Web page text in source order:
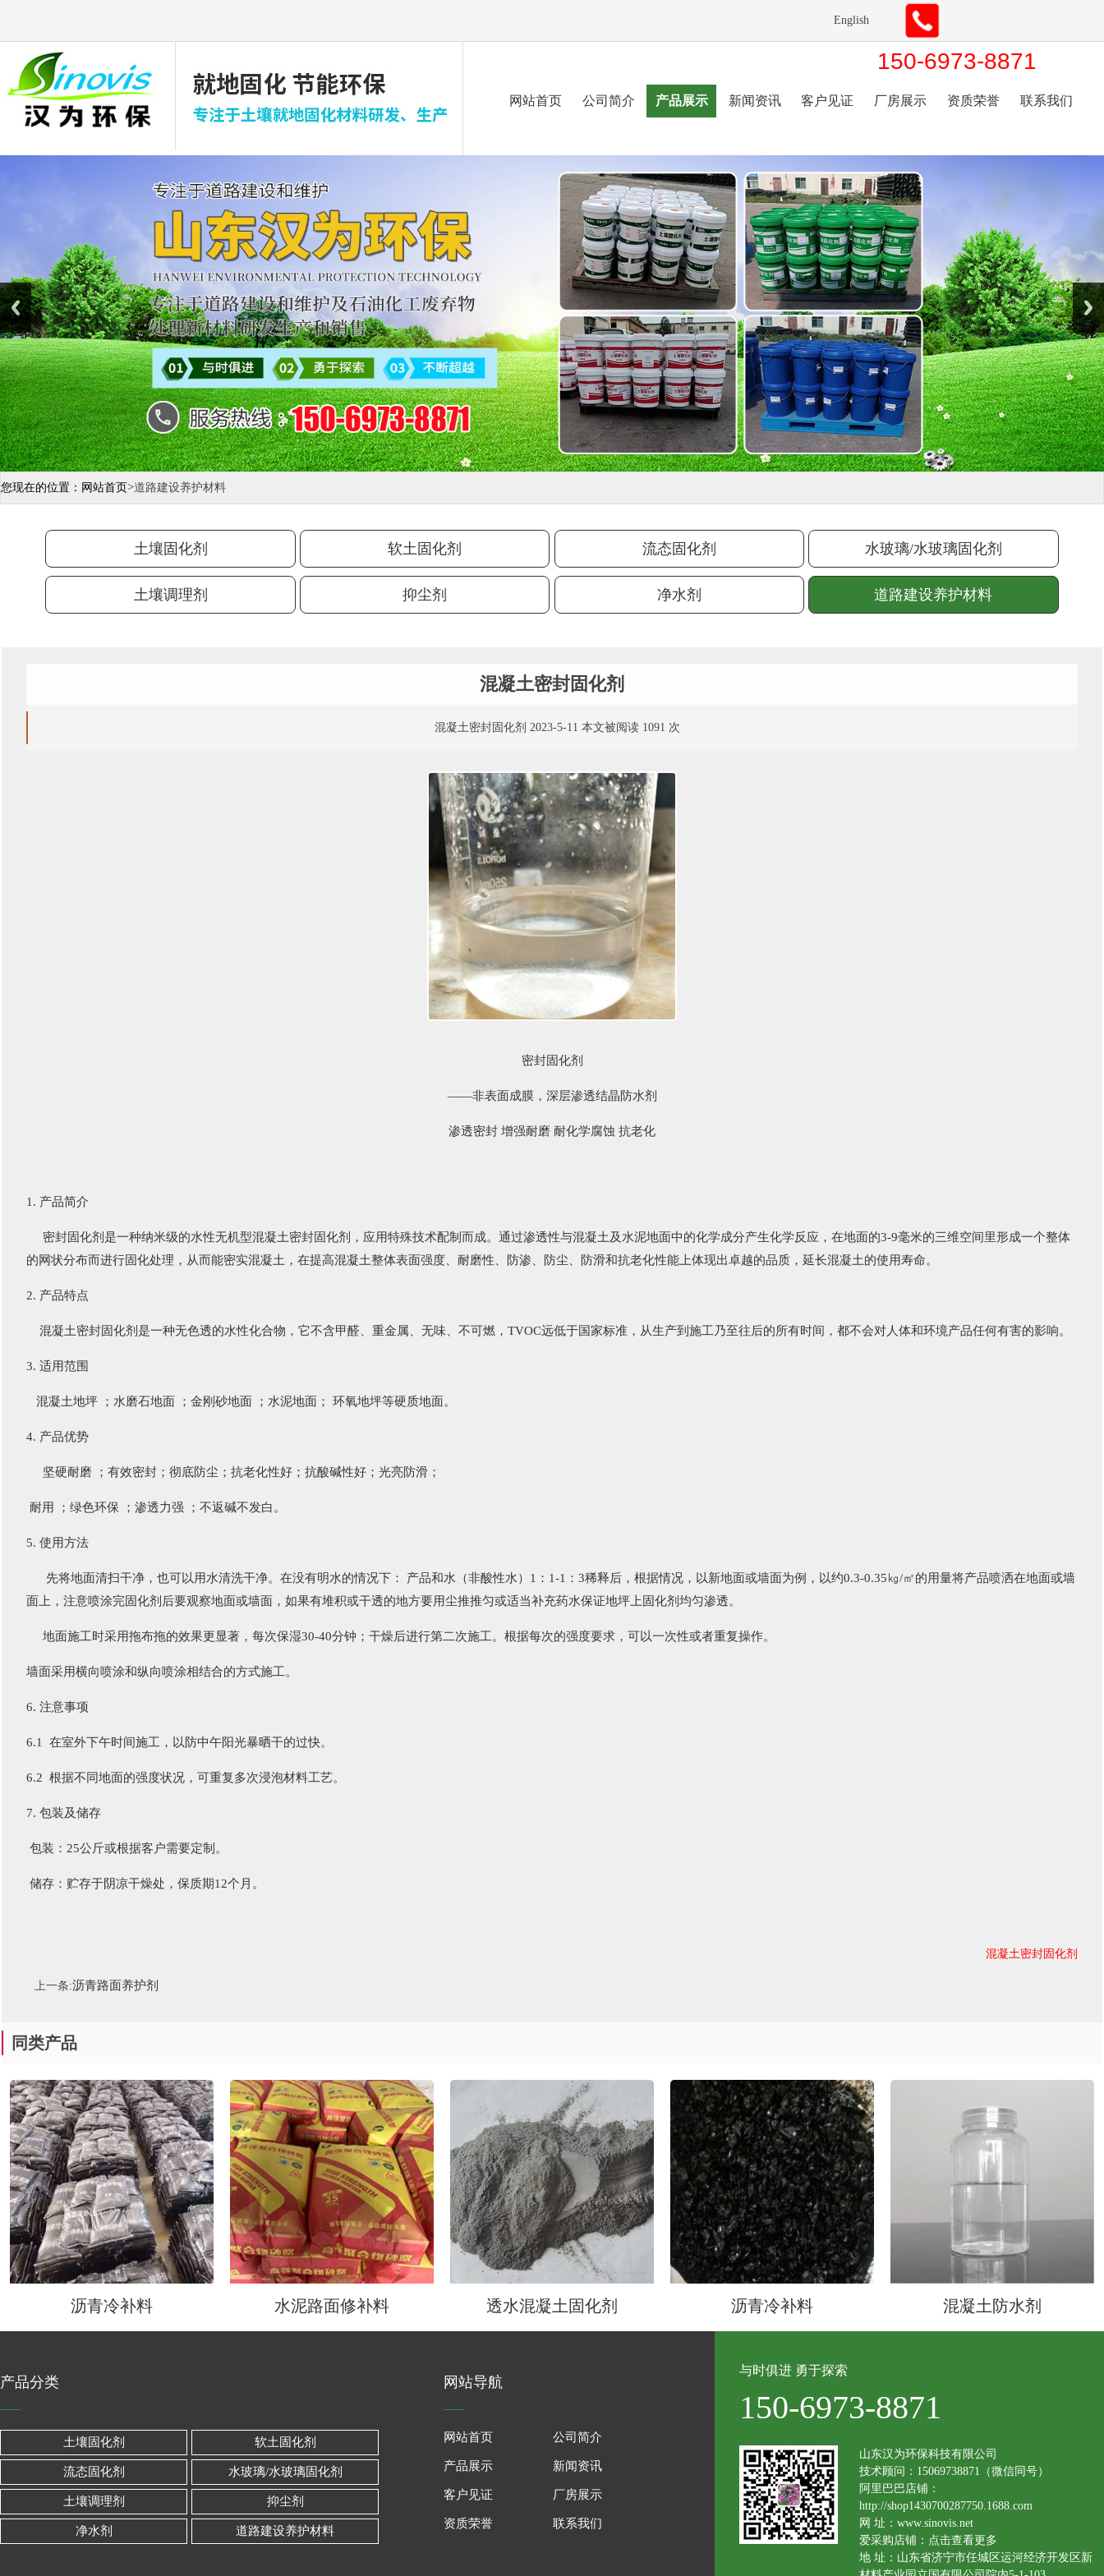
English
150-6973-8871
网站首页 公司简介 产品展示 新闻资讯 客户见证 厂房展示 资质荣誉 联系我们
您现在的位置： 网站首页>道路建设养护材料
土壤固化剂 软土固化剂 流态固化剂 水玻璃/水玻璃固化剂
土壤调理剂 抑尘剂 净水剂 道路建设养护材料
混凝土密封固化剂
混凝土密封固化剂 2023-5-11 本文被阅读 1091 次
密封固化剂
——非表面成膜，深层渗透结晶防水剂
渗透密封 增强耐磨 耐化学腐蚀 抗老化
1. 产品简介
密封固化剂是一种纳米级的水性无机型混凝土密封固化剂，应用特殊技术配制而成。通过渗透性与混凝土及水泥地面中的化学成分产生化学反应，在地面的3-9毫米的三维空间里形成一个整体
的网状分布而进行固化处理，从而能密实混凝土，在提高混凝土整体表面强度、耐磨性、防渗、防尘、防滑和抗老化性能上体现出卓越的品质，延长混凝土的使用寿命。
2. 产品特点
混凝土密封固化剂是一种无色透的水性化合物，它不含甲醛、重金属、无味、不可燃，TVOC远低于国家标准，从生产到施工乃至往后的所有时间，都不会对人体和环境产品任何有害的影响。
3. 适用范围
混凝土地坪 ；水磨石地面 ；金刚砂地面 ；水泥地面； 环氧地坪等硬质地面。
4. 产品优势
坚硬耐磨 ；有效密封；彻底防尘；抗老化性好；抗酸碱性好；光亮防滑；
耐用 ；绿色环保 ；渗透力强 ；不返碱不发白。
5. 使用方法
先将地面清扫干净，也可以用水清洗干净。在没有明水的情况下： 产品和水（非酸性水）1：1-1：3稀释后，根据情况，以新地面或墙面为例，以约0.3-0.35㎏/㎡的用量将产品喷洒在地面或墙
面上，注意喷涂完固化剂后要观察地面或墙面，如果有堆积或干透的地方要用尘推推匀或适当补充药水保证地坪上固化剂均匀渗透。
地面施工时采用拖布拖的效果更显著，每次保湿30-40分钟；干燥后进行第二次施工。根据每次的强度要求，可以一次性或者重复操作。
墙面采用横向喷涂和纵向喷涂相结合的方式施工。
6. 注意事项
6.1 在室外下午时间施工，以防中午阳光暴晒干的过快。
6.2 根据不同地面的强度状况，可重复多次浸泡材料工艺。
7. 包装及储存
包装：25公斤或根据客户需要定制。
储存：贮存于阴凉干燥处，保质期12个月。
混凝土密封固化剂
上一条:沥青路面养护剂
同类产品
沥青冷补料 水泥路面修补料 透水混凝土固化剂 沥青冷补料 混凝土防水剂
产品分类
土壤固化剂 软土固化剂
流态固化剂 水玻璃/水玻璃固化剂
土壤调理剂 抑尘剂
净水剂 道路建设养护材料
网站导航
网站首页 公司简介
产品展示 新闻资讯
客户见证 厂房展示
资质荣誉 联系我们
与时俱进 勇于探索
150-6973-8871
山东汉为环保科技有限公司
技术顾问：15069738871（微信同号）
阿里巴巴店铺：
http://shop1430700287750.1688.com
网 址：www.sinovis.net
爱采购店铺： 点击查看更多
地 址：山东省济宁市任城区运河经济开发区新